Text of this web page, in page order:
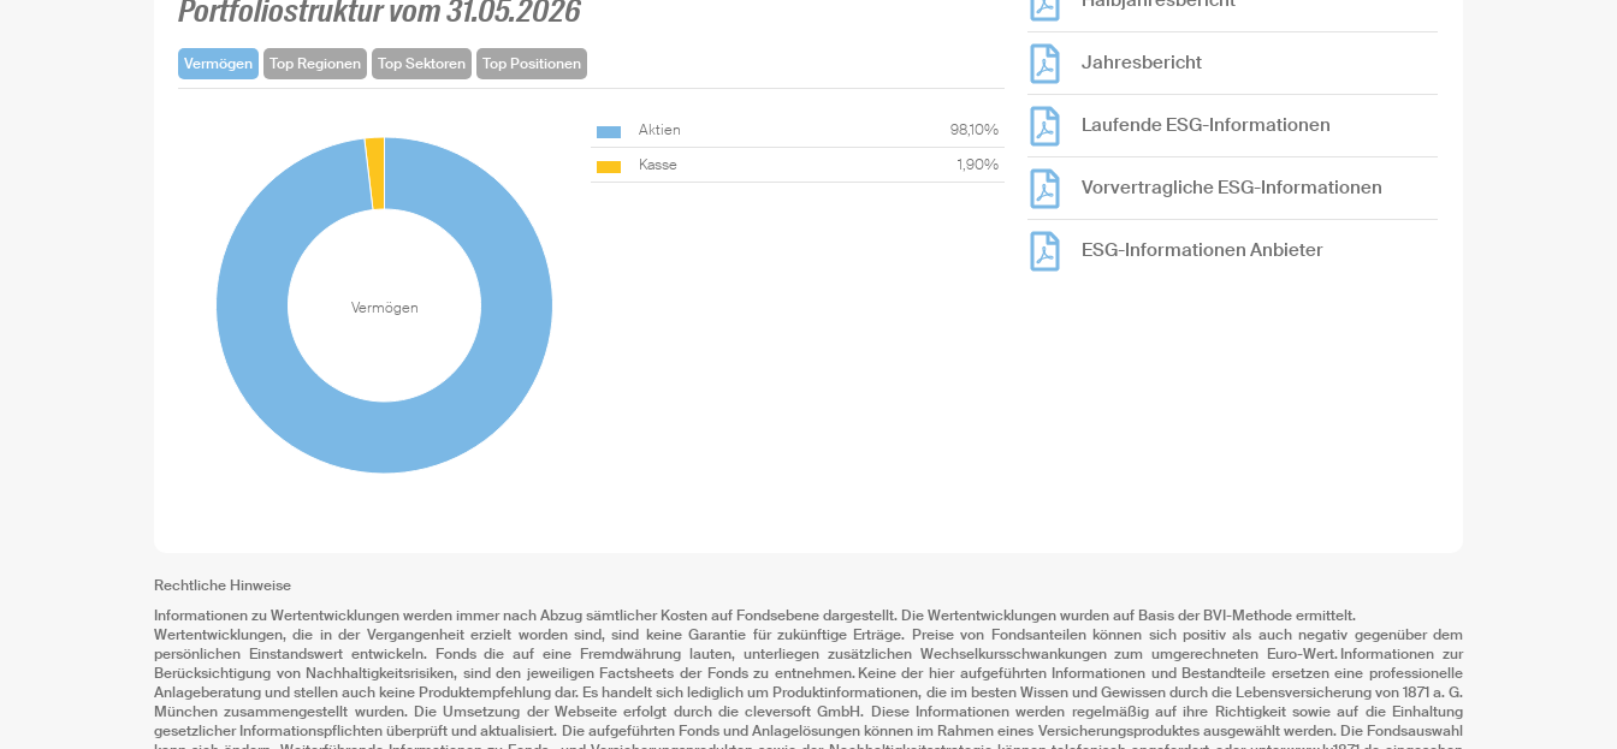
Portfoliostruktur vom 31.05.2026
Vermögen Top Regionen Top Sektoren Top Positionen
Vermögen
Aktien
98,10%
Kasse
1,90%
Jahresbericht
Laufende ESG-Informationen
Vorvertragliche ESG-Informationen
ESG-Informationen Anbieter
Rechtliche Hinweise
Informationen zu Wertentwicklungen werden immer nach Abzug sämtlicher Kosten auf Fondsebene dargestellt. Die Wertentwicklungen wurden auf Basis der BVI-Methode ermittelt.
Wertentwicklungen, die in der Vergangenheit erzielt worden sind, sind keine Garantie für zukünftige Erträge. Preise von Fondsanteilen können sich positiv als auch negativ gegenüber dem
persönlichen Einstandswert entwickeln. Fonds die auf eine Fremdwährung lauten, unterliegen zusätzlichen Wechselkursschwankungen zum umgerechneten Euro-Wert. Informationen zur
Berücksichtigung von Nachhaltigkeitsrisiken, sind den jeweiligen Factsheets der Fonds zu entnehmen. Keine der hier aufgeführten Informationen und Bestandteile ersetzen eine professionelle
Anlageberatung und stellen auch keine Produktempfehlung dar. Es handelt sich lediglich um Produktinformationen, die im besten Wissen und Gewissen durch die Lebensversicherung von 1871 a. G.
München zusammengestellt wurden. Die Umsetzung der Webseite erfolgt durch die cleversoft GmbH. Diese Informationen werden regelmäßig auf ihre Richtigkeit sowie auf die Einhaltung
gesetzlicher Informationspflichten überprüft und aktualisiert. Die aufgeführten Fonds und Anlagelösungen können im Rahmen eines Versicherungsproduktes ausgewählt werden. Die Fondsauswahl